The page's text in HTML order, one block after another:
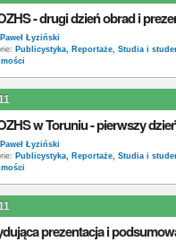
Paweł Łyziński
Publicystyka, Reportaże, Studia i
w Toruniu - pierwszy
Paweł Łyziński
Publicystyka, Reportaże, Studia i
prezentacja i